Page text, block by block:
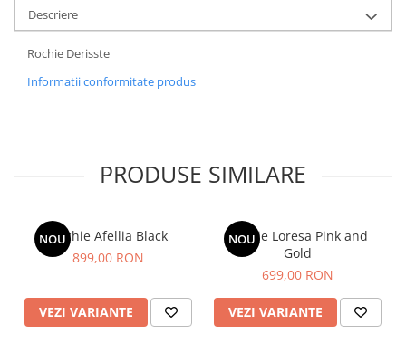
Descriere
Rochie Derisste
Informatii conformitate produs
PRODUSE SIMILARE
NOU
Rochie Afellia Black
899,00 RON
VEZI VARIANTE
NOU
Rochie Loresa Pink and
Gold
699,00 RON
VEZI VARIANTE